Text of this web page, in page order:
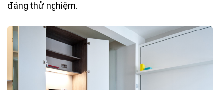
đáng thử nghiệm.